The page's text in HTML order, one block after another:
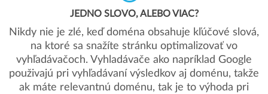
JEDNO SLOVO, ALEBO VIAC?
Nikdy nie je zlé, keď doména obsahuje kľúčové slová,
na ktoré sa snažíte stránku optimalizovať vo
vyhľadávačoch. Vyhladávače ako napríklad Google
použivajú pri vyhľadávaní výsledkov aj doménu, takže
ak máte relevantnú doménu, tak je to výhoda pri